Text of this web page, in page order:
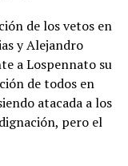
de los vetos en
y Alejandro
a Lospennato su
de todos en
atacada a los
pero el